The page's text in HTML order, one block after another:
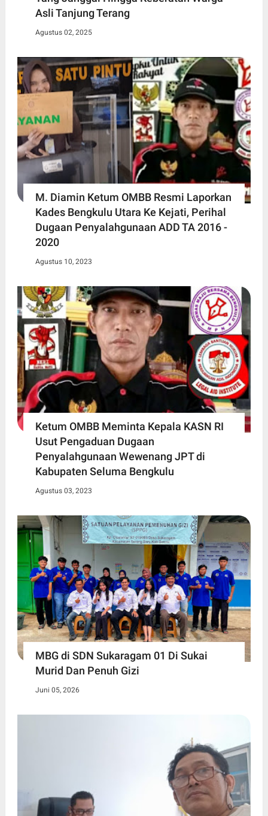
Asli Tanjung Terang
Agustus 02, 2025
M. Diamin Ketum OMBB Resmi Laporkan
Kades Bengkulu Utara Ke Kejati, Perihal
Dugaan Penyalahgunaan ADD TA 2016 -
2020
Agustus 10, 2023
Ketum OMBB Meminta Kepala KASN RI
Usut Pengaduan Dugaan
Penyalahgunaan Wewenang JPT di
Kabupaten Seluma Bengkulu
Agustus 03, 2023
MBG di SDN Sukaragam 01 Di Sukai
Murid Dan Penuh Gizi
Juni 05, 2026